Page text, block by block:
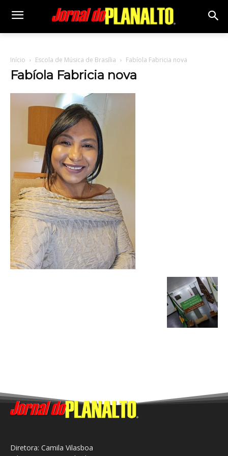
Início Escola de Música de Brasília Fabíola Fabricia nova
Fabíola Fabricia nova
Diretora: Camila Vilasboa